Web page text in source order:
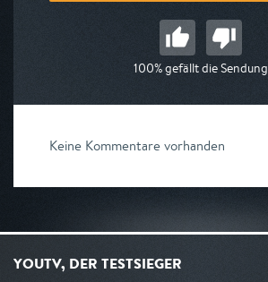
100% gefällt die Sendung
Keine Kommentare vorhanden
YOUTV, DER TESTSIEGER